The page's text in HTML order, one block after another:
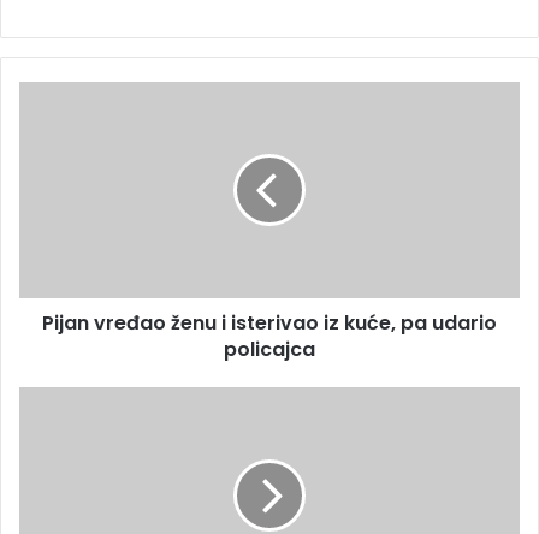
Pijan vređao ženu i isterivao iz kuće, pa udario
policajca